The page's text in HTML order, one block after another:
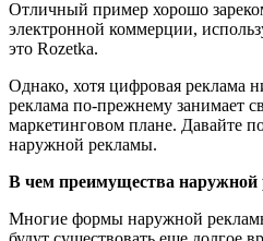
Отличный пример хорошо
электронной коммерции,
это Rozetka.
Однако, хотя цифровая реклама
реклама по-прежнему занимает
маркетинговом плане. Давайте
наружной рекламы.
В чем преимущества наружной
Многие формы наружной